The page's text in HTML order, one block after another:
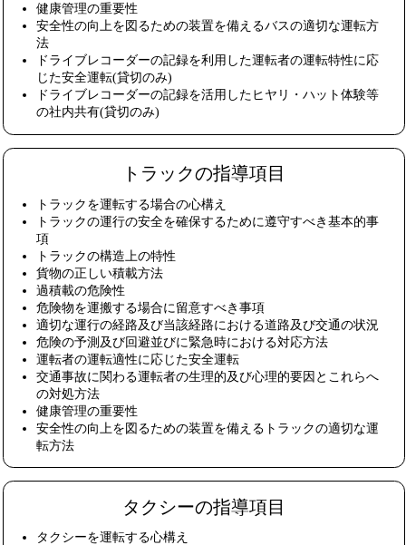
健康管理の重要性
安全性の向上を図るための装置を備えるバスの適切な運転方
法
ドライブレコーダーの記録を利用した運転者の運転特性に応
じた安全運転(貸切のみ)
ドライブレコーダーの記録を活用したヒヤリ・ハット体験等
の社内共有(貸切のみ)
トラックの指導項目
トラックを運転する場合の心構え
トラックの運行の安全を確保するために遵守すべき基本的事
項
トラックの構造上の特性
貨物の正しい積載方法
過積載の危険性
危険物を運搬する場合に留意すべき事項
適切な運行の経路及び当該経路における道路及び交通の状況
危険の予測及び回避並びに緊急時における対応方法
運転者の運転適性に応じた安全運転
交通事故に関わる運転者の生理的及び心理的要因とこれらへ
の対処方法
健康管理の重要性
安全性の向上を図るための装置を備えるトラックの適切な運
転方法
タクシーの指導項目
タクシーを運転する心構え